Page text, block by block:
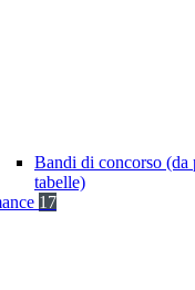
Bandi di concorso (da
tabelle)
17